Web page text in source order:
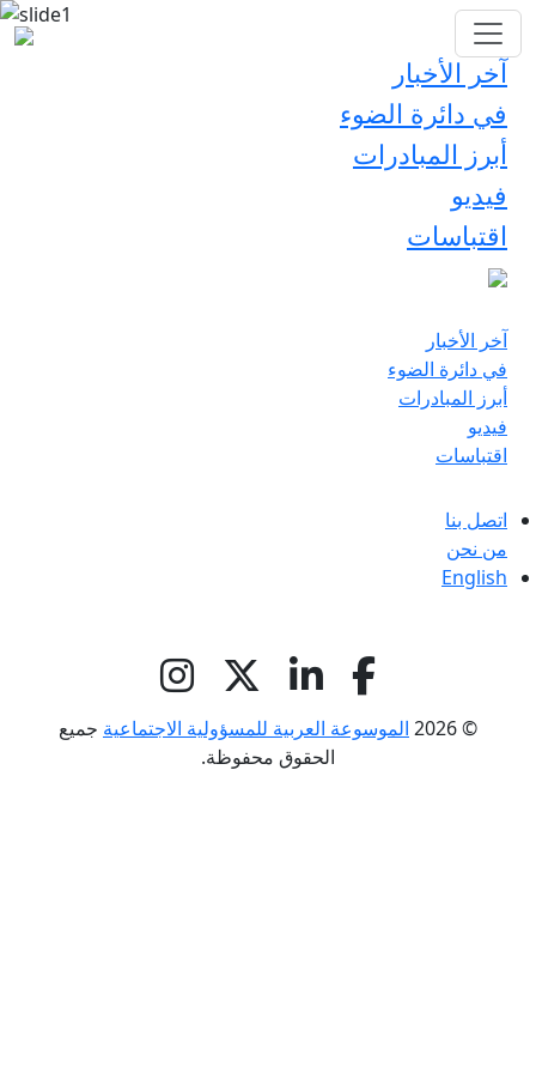
آخر الأخبار
في دائرة الضوء
أبرز المبادرات
فيديو
اقتباسات
آخر الأخبار
في دائرة الضوء
أبرز المبادرات
فيديو
اقتباسات
اتصل بنا
من نحن
English
© 2026 الموسوعة العربية للمسؤولية الاجتماعية جميع
الحقوق محفوظة.